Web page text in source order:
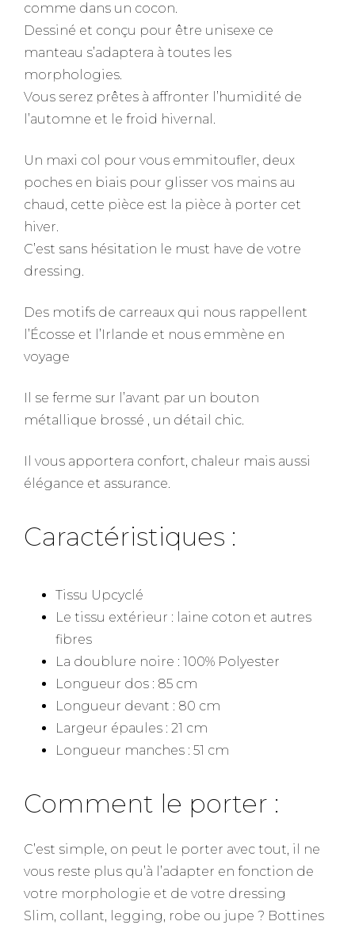
comme dans un cocon.
Dessiné et conçu pour être unisexe ce
manteau s’adaptera à toutes les
morphologies.
Vous serez prêtes à affronter l’humidité de
l’automne et le froid hivernal.
Un maxi col pour vous emmitoufler, deux
poches en biais pour glisser vos mains au
chaud, cette pièce est la pièce à porter cet
hiver.
C’est sans hésitation le must have de votre
dressing.
Des motifs de carreaux qui nous rappellent
l’Écosse et l’Irlande et nous emmène en
voyage
Il se ferme sur l’avant par un bouton
métallique brossé , un détail chic.
Il vous apportera confort, chaleur mais aussi
élégance et assurance.
Caractéristiques :
Tissu Upcyclé
Le tissu extérieur : laine coton et autres
fibres
La doublure noire : 100% Polyester
Longueur dos : 85 cm
Longueur devant : 80 cm
Largeur épaules : 21 cm
Longueur manches : 51 cm
Comment le porter :
C’est simple, on peut le porter avec tout, il ne
vous reste plus qu’à l’adapter en fonction de
votre morphologie et de votre dressing
Slim, collant, legging, robe ou jupe ? Bottines